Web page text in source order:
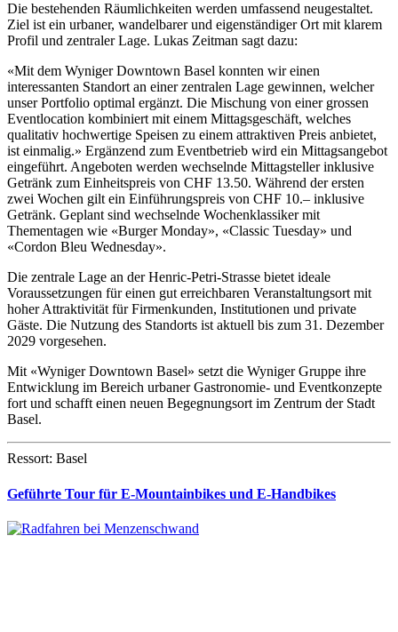
Die bestehenden Räumlichkeiten werden umfassend neugestaltet.
Ziel ist ein urbaner, wandelbarer und eigenständiger Ort mit klarem
Profil und zentraler Lage. Lukas Zeitman sagt dazu:
«Mit dem Wyniger Downtown Basel konnten wir einen
interessanten Standort an einer zentralen Lage gewinnen, welcher
unser Portfolio optimal ergänzt. Die Mischung von einer grossen
Eventlocation kombiniert mit einem Mittagsgeschäft, welches
qualitativ hochwertige Speisen zu einem attraktiven Preis anbietet,
ist einmalig.» Ergänzend zum Eventbetrieb wird ein Mittagsangebot
eingeführt. Angeboten werden wechselnde Mittagsteller inklusive
Getränk zum Einheitspreis von CHF 13.50. Während der ersten
zwei Wochen gilt ein Einführungspreis von CHF 10.– inklusive
Getränk. Geplant sind wechselnde Wochenklassiker mit
Thementagen wie «Burger Monday», «Classic Tuesday» und
«Cordon Bleu Wednesday».
Die zentrale Lage an der Henric-Petri-Strasse bietet ideale
Voraussetzungen für einen gut erreichbaren Veranstaltungsort mit
hoher Attraktivität für Firmenkunden, Institutionen und private
Gäste. Die Nutzung des Standorts ist aktuell bis zum 31. Dezember
2029 vorgesehen.
Mit «Wyniger Downtown Basel» setzt die Wyniger Gruppe ihre
Entwicklung im Bereich urbaner Gastronomie- und Eventkonzepte
fort und schafft einen neuen Begegnungsort im Zentrum der Stadt
Basel.
Ressort: Basel
Geführte Tour für E-Mountainbikes und E-Handbikes